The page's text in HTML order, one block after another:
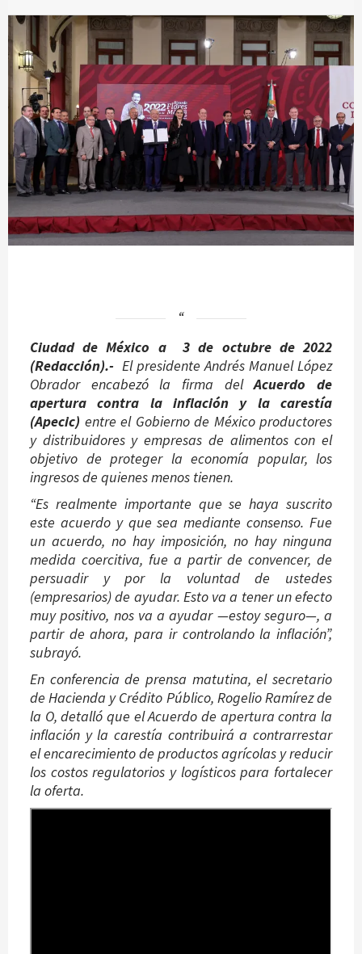
Ciudad de México a 3 de octubre de 2022
(Redacción).- El presidente Andrés Manuel López
Obrador encabezó la firma delAcuerdo de
apertura contra la inflación y la carestía
(Apecic) entre el Gobierno de México productores
y distribuidores y empresas de alimentos con el
objetivo de proteger la economía popular, los
ingresos de quienes menos tienen.
“Es realmente importante que se haya suscrito
este acuerdo y que sea mediante consenso. Fue
un acuerdo, no hay imposición, no hay ninguna
medida coercitiva, fue a partir de convencer, de
persuadir y por la voluntad de ustedes
(empresarios) de ayudar. Esto va a tener un efecto
muy positivo, nos va a ayudar —estoy seguro—, a
partir de ahora, para ir controlando la inflación”,
subrayó.
En conferencia de prensa matutina, el secretario
de Hacienda y Crédito Público, Rogelio Ramírez de
la O, detalló que el Acuerdo de apertura contra la
inflación y la carestía contribuirá a contrarrestar
el encarecimiento de productos agrícolas y reducir
los costos regulatorios y logísticos para fortalecer
la oferta.